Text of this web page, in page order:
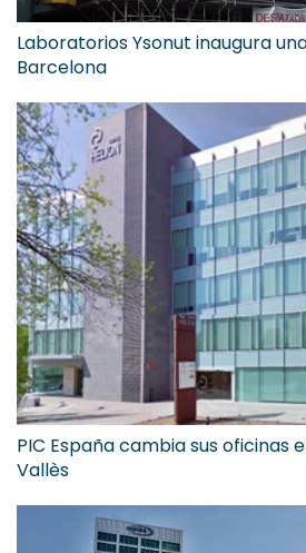
Laboratorios Ysonut inaugura
Barcelona
PIC España cambia sus oficinas
Vallès